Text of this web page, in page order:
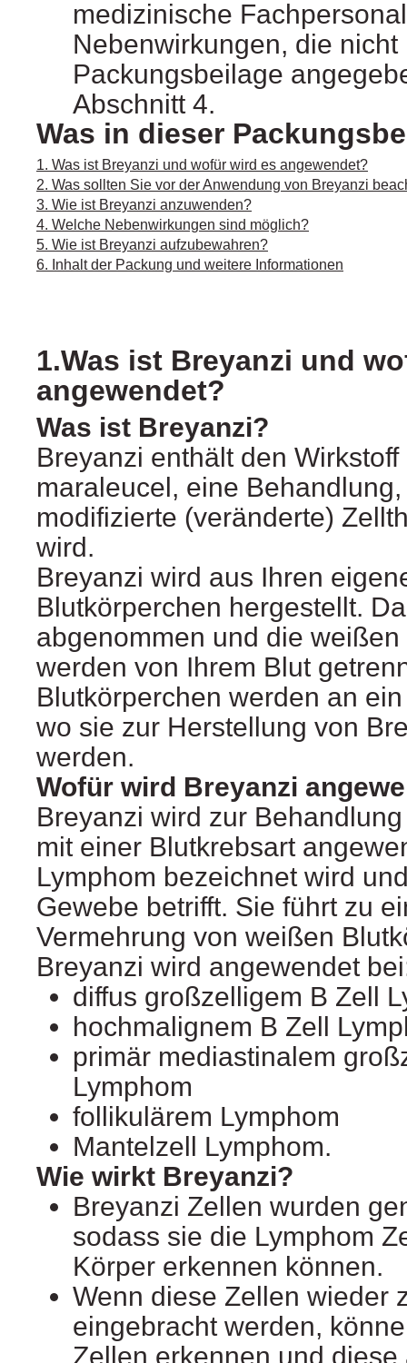
medizinische
Nebenwirkungen, die nicht
Packungsbeilage
Abschnitt 4.
Was in dieser
1. Was ist Breyanzi und wofür wird es angewendet?
2. Was sollten Sie vor der Anwendung von Breyanzi
3. Wie ist Breyanzi anzuwenden?
4. Welche Nebenwirkungen sind möglich?
5. Wie ist Breyanzi aufzubewahren?
6. Inhalt der Packung und weitere Informationen
1.Was ist Breyanzi und
angewendet?
Was ist Breyanzi?
Breyanzi enthält den
maraleucel, eine
modifizierte (veränderte)
wird.
Breyanzi wird aus Ihren
Blutkörperchen hergestellt.
abgenommen und die
werden von Ihrem Blut
Blutkörperchen werden an
wo sie zur Herstellung von
werden.
Wofür wird Breyanzi
Breyanzi wird zur
mit einer Blutkrebsart
Lymphom bezeichnet wird
Gewebe betrifft. Sie führt zu
Vermehrung von weißen
Breyanzi wird angewendet
diffus großzelligem B Zell
hochmalignem B Zell
primär mediastinalem
Lymphom
follikulärem Lymphom
Mantelzell Lymphom.
Wie wirkt Breyanzi?
Breyanzi Zellen wurden
sodass sie die Lymphom
Körper erkennen können.
Wenn diese Zellen wieder
eingebracht werden,
Zellen erkennen und diese